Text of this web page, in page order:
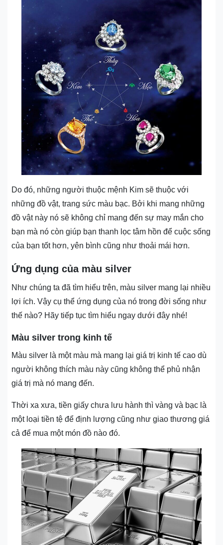
Do đó, những người thuộc mệnh Kim sẽ thuộc với
những đồ vật, trang sức màu bạc. Bởi khi mang những
đồ vật này nó sẽ không chỉ mang đến sự may mắn cho
bạn mà nó còn giúp bạn thanh lọc tâm hồn để cuộc sống
của bạn tốt hơn, yên bình cũng như thoải mái hơn.
Ứng dụng của màu silver
Như chúng ta đã tìm hiểu trên, màu silver mang lại nhiều
lợi ích. Vậy cụ thể ứng dụng của nó trong đời sống như
thế nào? Hãy tiếp tục tìm hiểu ngay dưới đây nhé!
Màu silver trong kinh tế
Màu silver là một màu mà mang lại giá trị kinh tế cao dù
người không thích màu này cũng không thể phủ nhận
giá trị mà nó mang đến.
Thời xa xưa, tiền giấy chưa lưu hành thì vàng và bạc là
một loại tiền tệ để định lượng cũng như giao thương giá
cả để mua một món đồ nào đó.